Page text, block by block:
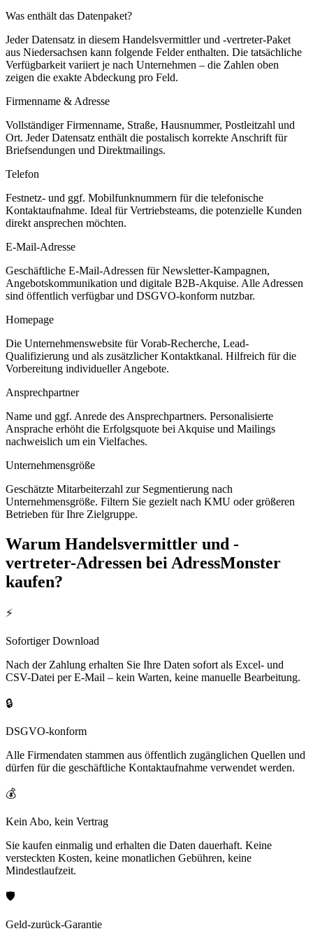
Was enthält das Datenpaket?
Jeder Datensatz in diesem Handelsvermittler und -vertreter-Paket
aus Niedersachsen kann folgende Felder enthalten. Die tatsächliche
Verfügbarkeit variiert je nach Unternehmen – die Zahlen oben
zeigen die exakte Abdeckung pro Feld.
Firmenname & Adresse
Vollständiger Firmenname, Straße, Hausnummer, Postleitzahl und
Ort. Jeder Datensatz enthält die postalisch korrekte Anschrift für
Briefsendungen und Direktmailings.
Telefon
Festnetz- und ggf. Mobilfunknummern für die telefonische
Kontaktaufnahme. Ideal für Vertriebsteams, die potenzielle Kunden
direkt ansprechen möchten.
E-Mail-Adresse
Geschäftliche E-Mail-Adressen für Newsletter-Kampagnen,
Angebotskommunikation und digitale B2B-Akquise. Alle Adressen
sind öffentlich verfügbar und DSGVO-konform nutzbar.
Homepage
Die Unternehmenswebsite für Vorab-Recherche, Lead-
Qualifizierung und als zusätzlicher Kontaktkanal. Hilfreich für die
Vorbereitung individueller Angebote.
Ansprechpartner
Name und ggf. Anrede des Ansprechpartners. Personalisierte
Ansprache erhöht die Erfolgsquote bei Akquise und Mailings
nachweislich um ein Vielfaches.
Unternehmensgröße
Geschätzte Mitarbeiterzahl zur Segmentierung nach
Unternehmensgröße. Filtern Sie gezielt nach KMU oder größeren
Betrieben für Ihre Zielgruppe.
Warum Handelsvermittler und -
vertreter-Adressen bei AdressMonster
kaufen?
⚡
Sofortiger Download
Nach der Zahlung erhalten Sie Ihre Daten sofort als Excel- und
CSV-Datei per E-Mail – kein Warten, keine manuelle Bearbeitung.
🔒
DSGVO-konform
Alle Firmendaten stammen aus öffentlich zugänglichen Quellen und
dürfen für die geschäftliche Kontaktaufnahme verwendet werden.
💰
Kein Abo, kein Vertrag
Sie kaufen einmalig und erhalten die Daten dauerhaft. Keine
versteckten Kosten, keine monatlichen Gebühren, keine
Mindestlaufzeit.
🛡️
Geld-zurück-Garantie